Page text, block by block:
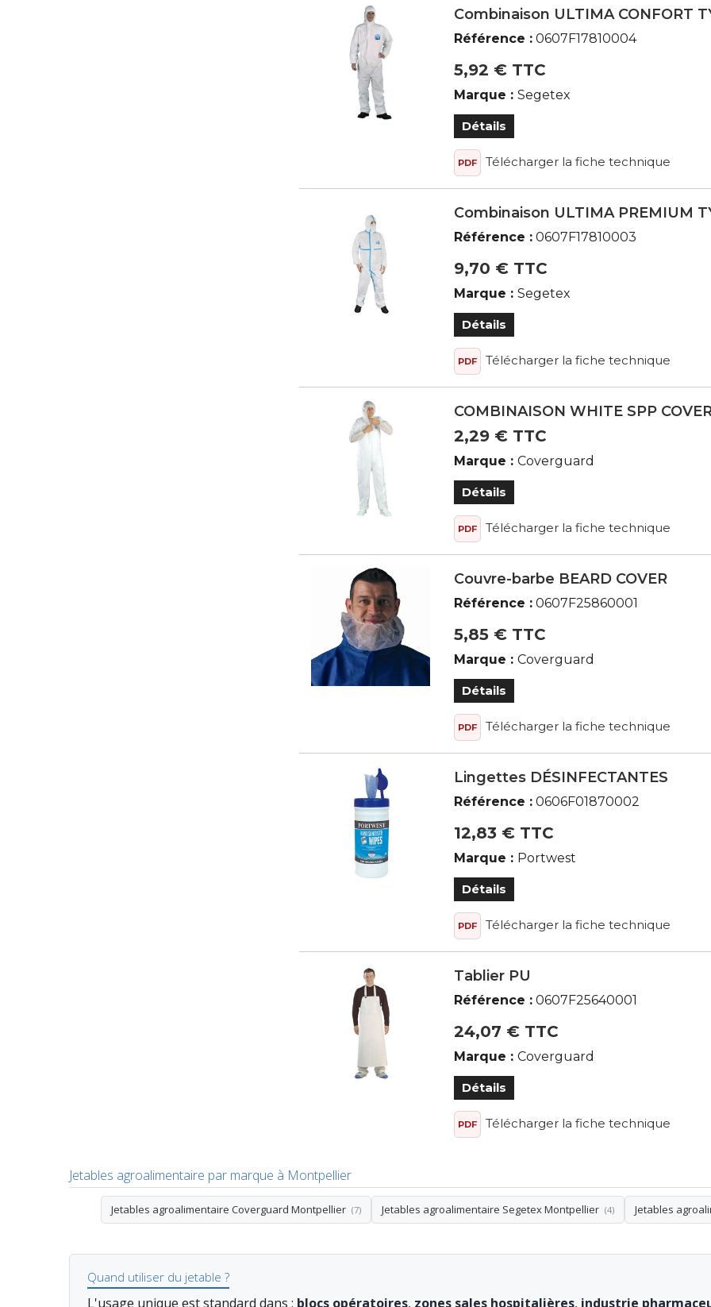
Combinaison ULTIMA CONFORT
Référence : 0607F17810004
5,92 € TTC
Marque : Segetex
Détails
PDF Télécharger la fiche technique
Combinaison ULTIMA PREMIUM
Référence : 0607F17810003
9,70 € TTC
Marque : Segetex
Détails
PDF Télécharger la fiche technique
COMBINAISON WHITE SPP
2,29 € TTC
Marque : Coverguard
Détails
PDF Télécharger la fiche technique
Couvre-barbe BEARD COVER
Référence : 0607F25860001
5,85 € TTC
Marque : Coverguard
Détails
PDF Télécharger la fiche technique
Lingettes DÉSINFECTANTES
Référence : 0606F01870002
12,83 € TTC
Marque : Portwest
Détails
PDF Télécharger la fiche technique
Tablier PU
Référence : 0607F25640001
24,07 € TTC
Marque : Coverguard
Détails
PDF Télécharger la fiche technique
Jetables agroalimentaire par marque à Montpellier
Jetables agroalimentaire Coverguard Montpellier (7) Jetables agroalimentaire Segetex Montpellier (4) Jetables
Quand utiliser du jetable ?
L'usage unique est standard dans : blocs opératoires, zones sales hospitalières, industrie